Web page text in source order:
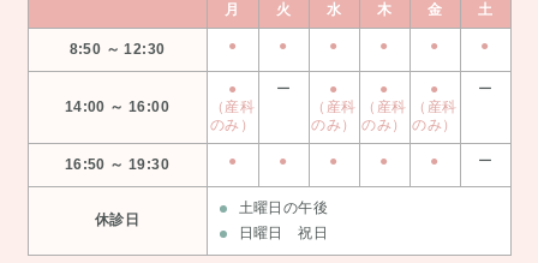
月 火 水 木 金 土
8:50 ～ 12:30 ● ● ● ● ● ●
14:00 ～ 16:00
●
（産科
のみ）
ー
●
（産科
のみ）
●
（産科
のみ）
●
（産科
のみ）
ー
16:50 ～ 19:30 ● ● ● ● ● ー
休診日
土曜日の午後
日曜日 祝日